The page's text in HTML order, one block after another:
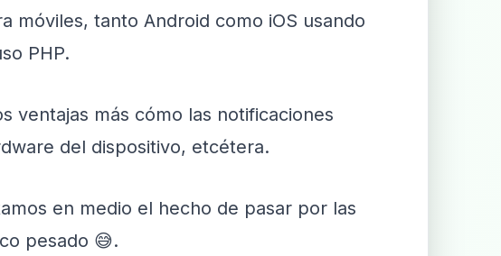
móviles, tanto Android como iOS usando
PHP.
ventajas más cómo las notificaciones
del dispositivo, etcétera.
en medio el hecho de pasar por las
pesado 😅.